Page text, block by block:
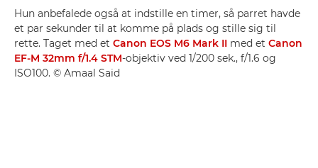
Hun anbefalede også at indstille en timer, så parret havde
et par sekunder til at komme på plads og stille sig til
rette. Taget med et Canon EOS M6 Mark II med et Canon
EF-M 32mm f/1.4 STM-objektiv ved 1/200 sek., f/1.6 og
ISO100. © Amaal Said